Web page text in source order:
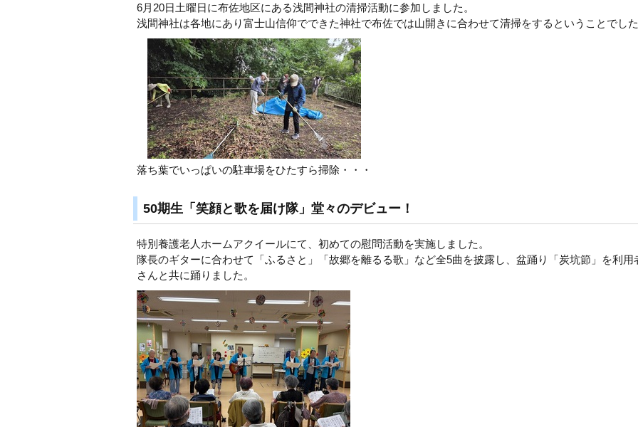
6月20日土曜日に布佐地区にある浅間神社の清掃活動に参加しました。
浅間神社は各地にあり富士山信仰でできた神社で布佐では山開きに合わせて清掃をするということでし
落ち葉でいっぱいの駐車場をひたすら掃除・・・
50期生「笑顔と歌を届け隊」堂々のデビュー！
特別養護老人ホームアクイールにて、初めての慰問活動を実施しました。
隊長のギターに合わせて「ふるさと」「故郷を離るる歌」など全5曲を披露し、盆踊り「炭坑節」を利用
さんと共に踊りました。